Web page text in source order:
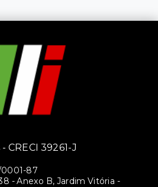
CRECI 39261-J
87
- Anexo B, Jardim Vitória -